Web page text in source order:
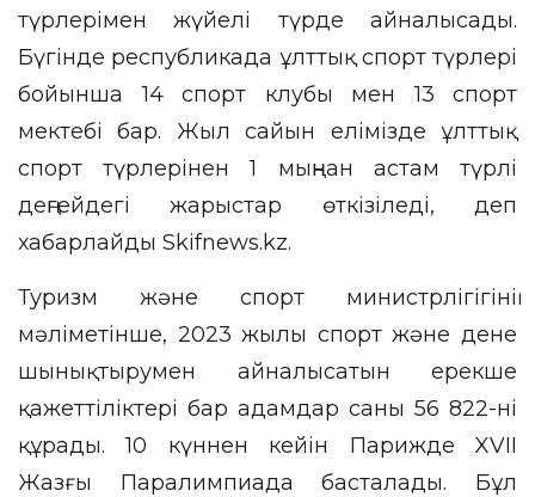
түрлерімен жүйелі түрде айналысады.
Бүгінде республикада ұлттық спорт түрлері
бойынша 14 спорт клубы мен 13 спорт
мектебі бар. Жыл сайын елімізде ұлттық
спорт түрлерінен 1 мыңнан астам түрлі
деңгейдегі жарыстар өткізіледі, деп
хабарлайды Skifnews.kz.
Туризм және спорт министрлігігінің
мәліметінше, 2023 жылы спорт және дене
шынықтырумен айналысатын ерекше
қажеттіліктері бар адамдар саны 56 822-ні
құрады. 10 күннен кейін Парижде XVII
Жазғы Паралимпиада басталады. Бұл